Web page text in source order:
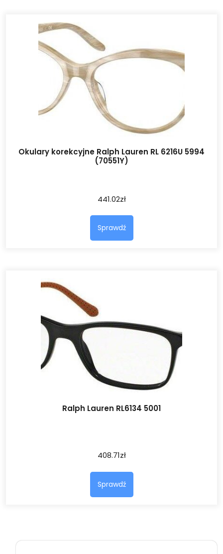
Okulary korekcyjne Ralph Lauren RL 6216U 5994
(70551Y)
441.02zł
Sprawdź
Ralph Lauren RL6134 5001
408.71zł
Sprawdź